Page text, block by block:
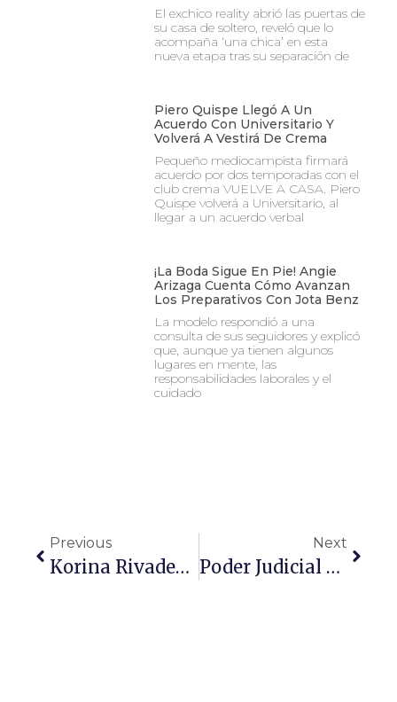
El exchico reality abrió las puertas de
su casa de soltero, reveló que lo
acompaña ‘una chica’ en esta
nueva etapa tras su separación de
Piero Quispe Llegó A Un
Acuerdo Con Universitario Y
Volverá A Vestirá De Crema
Pequeño mediocampista firmará
acuerdo por dos temporadas con el
club crema VUELVE A CASA. Piero
Quispe volverá a Universitario, al
llegar a un acuerdo verbal
¡La Boda Sigue En Pie! Angie
Arizaga Cuenta Cómo Avanzan
Los Preparativos Con Jota Benz
La modelo respondió a una
consulta de sus seguidores y explicó
que, aunque ya tienen algunos
lugares en mente, las
responsabilidades laborales y el
cuidado
Previous
Korina Rivadeneira Revela Angustia Tras Terremotos En Venezuela: “Una Hora Sin Saber Nada”
Next
Poder Judicial Dicta Medidas De Protección A Favor De Talía Azcárate En Contra De Fanático